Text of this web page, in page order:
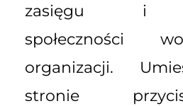
zasięgu i
społeczności
organizacji.
stronie